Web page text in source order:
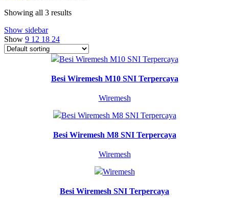
Showing all 3 results
Show sidebar
Show 9 12 18 24
Besi Wiremesh M10 SNI Terpercaya
Wiremesh
Besi Wiremesh M8 SNI Terpercaya
Wiremesh
Besi Wiremesh SNI Terpercaya